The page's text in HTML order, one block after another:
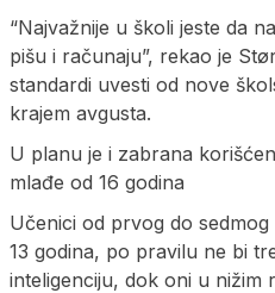
“Najvažnije u školi jeste da
pišu i računaju”, rekao je
standardi uvesti od nove
krajem avgusta.
U planu je i zabrana
mlađe od 16 godina
Učenici od prvog do
13 godina, po pravilu ne bi
inteligenciju, dok oni u nižim